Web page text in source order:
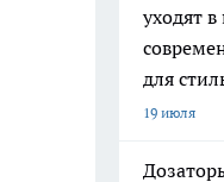
уходят
для
19 июля